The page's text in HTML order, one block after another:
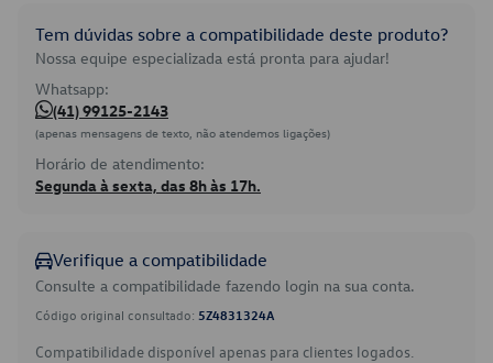
Tem dúvidas sobre a compatibilidade deste produto?
Nossa equipe especializada está pronta para ajudar!
Whatsapp:
(41) 99125-2143
(apenas mensagens de texto, não atendemos ligações)
Horário de atendimento:
Segunda à sexta, das 8h às 17h.
Verifique a compatibilidade
Consulte a compatibilidade fazendo login na sua conta.
Código original consultado: 5Z4831324A
Compatibilidade disponível apenas para clientes logados.